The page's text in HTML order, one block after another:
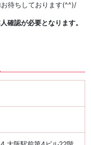
待ちしております(^^)/
確認が必要となります。